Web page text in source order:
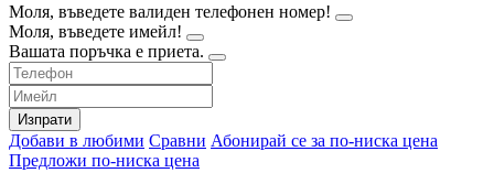
Моля, въведете валиден телефонен номер!
Моля, въведете имейл!
Вашата поръчка е приета.
Изпрати
Добави в любими Сравни Абонирай се за по-ниска цена
Предложи по-ниска цена